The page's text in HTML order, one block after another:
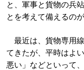
と、軍事と貨物の兵
とを考えて備えるの
最近は、貨物専用
てきたが、平時はよ
悪い」などといって